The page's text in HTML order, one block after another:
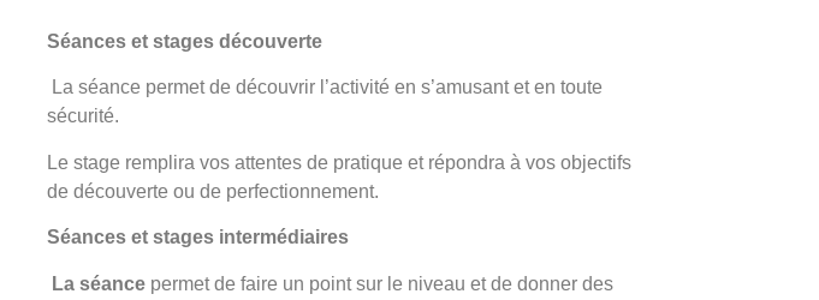
Séances et stages découverte
La séance permet de découvrir l’activité en s’amusant et en toute
sécurité.
Le stage remplira vos attentes de pratique et répondra à vos objectifs
de découverte ou de perfectionnement.
Séances et stages intermédiaires
La séance permet de faire un point sur le niveau et de donner des